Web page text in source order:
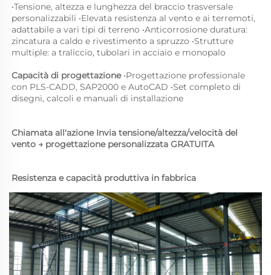
•Tensione, altezza e lunghezza del braccio trasversale
personalizzabili •Elevata resistenza al vento e ai terremoti,
adattabile a vari tipi di terreno •Anticorrosione duratura:
zincatura a caldo e rivestimento a spruzzo •Strutture
multiple: a traliccio, tubolari in acciaio e monopalo
Capacità di progettazione •Progettazione professionale
con PLS-CADD, SAP2000 e AutoCAD •Set completo di
disegni, calcoli e manuali di installazione
Chiamata all'azione Invia tensione/altezza/velocità del
vento → progettazione personalizzata GRATUITA
Resistenza e capacità produttiva in fabbrica